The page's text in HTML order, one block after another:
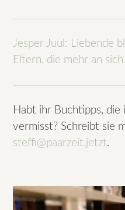
Jesper Juul: Liebende
Eltern, die mehr an
Habt ihr Buchtipps, die
vermisst? Schreibt sie
steffi@paarzeit.jetzt.